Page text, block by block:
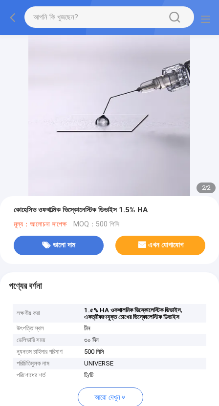
2/2
কোহেসিভ ওফথাল্মিক ভিস্কোলেস্টিক ডিভাইস 1.5% HA
মূল্য：আলোচনা সাপেক্ষ MOQ：500 পিসি
ভালো দাম এখন যোগাযোগ
পণ্যের বর্ণনা
লক্ষণীয় করা 1.৫% HA ওফথালমিক ভিস্কোলেস্টিক ডিভাইস,
একত্রীকরণযুক্ত চোখের ভিস্কোলেস্টিক ডিভাইস
উৎপত্তি স্থল
চীন
ডেলিভারি সময়
৩০ দিন
ন্যূনতম চাহিদার পরিমাণ
500 পিসি
পরিচিতিমুলক নাম
UNIVERSE
পরিশোধের শর্ত
টি/টি
আরো দেখুন